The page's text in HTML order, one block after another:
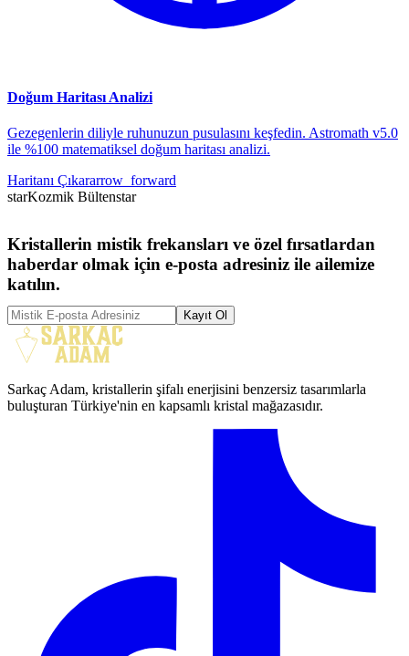
Doğum Haritası Analizi
Gezegenlerin diliyle ruhunuzun pusulasını keşfedin. Astromath v5.0
ile %100 matematiksel doğum haritası analizi.
Haritanı Çıkararrow_forward
starKozmik Bültenstar
Kristallerin mistik frekansları ve özel fırsatlardan
haberdar olmak için e-posta adresiniz ile ailemize
katılın.
Kayıt Ol
Sarkaç Adam, kristallerin şifalı enerjisini benzersiz tasarımlarla
buluşturan Türkiye'nin en kapsamlı kristal mağazasıdır.